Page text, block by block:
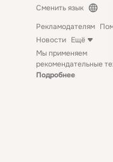
Сменить язык
Рекламодателям
Новости Ещё
Мы применяем
рекомендательные
Подробнее